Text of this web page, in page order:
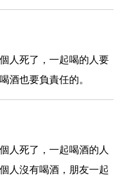
人死了，一起喝的人要
酒也要負責任的。
人死了，一起喝酒的人
人沒有喝酒，朋友一起